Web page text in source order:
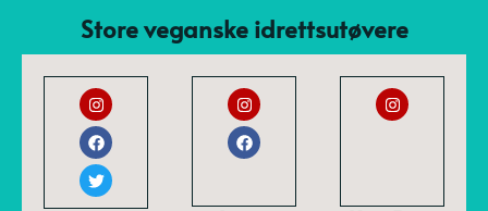
Store veganske idrettsutøvere